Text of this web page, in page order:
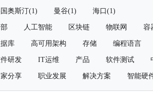
奥斯汀(1) 曼谷(1) 海口(1)
人工智能 区块链 物联网 容
库 高可用架构 存储 编程语言
研发 IT运维 产品 软件测试
分享 职业发展 解决方案 智能硬